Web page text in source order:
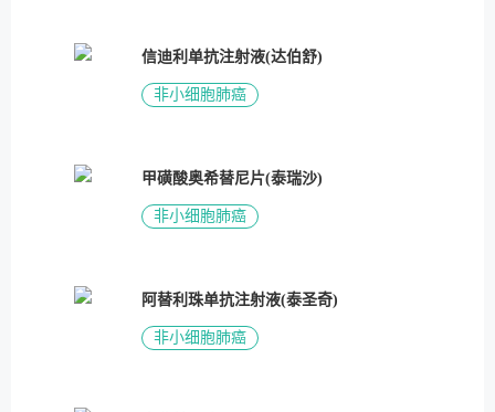
信迪利单抗注射液(达伯舒)
非小细胞肺癌
甲磺酸奥希替尼片(泰瑞沙)
非小细胞肺癌
阿替利珠单抗注射液(泰圣奇)
非小细胞肺癌